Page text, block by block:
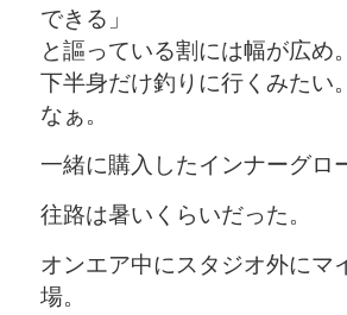
できる」
と謳っている割には幅が広め
下半身だけ釣りに行くみたい
なぁ。
一緒に購入したインナーグロ
往路は暑いくらいだった。
オンエア中にスタジオ外にマ
場。